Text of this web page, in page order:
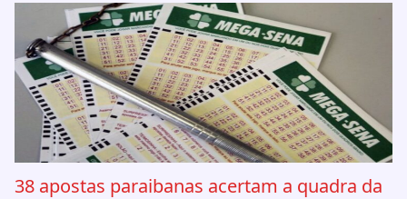
38 apostas paraibanas acertam a quadra da